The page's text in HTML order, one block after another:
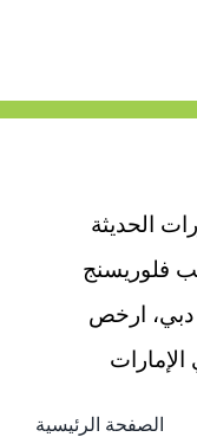
لصق
الحديثة
فلوريسنج
ارخص
الصفحة الرئيسية